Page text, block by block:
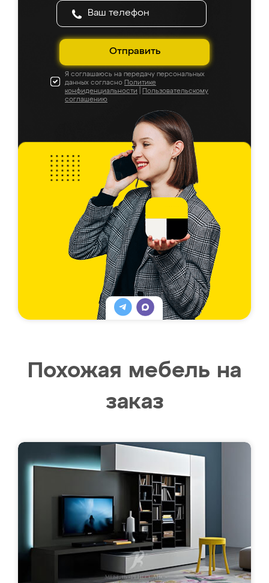
Отправить
Я соглашаюсь на передачу персональных
данных согласно Политике
конфиденциальности
Пользовательскому
соглашению
Похожая мебель на
заказ